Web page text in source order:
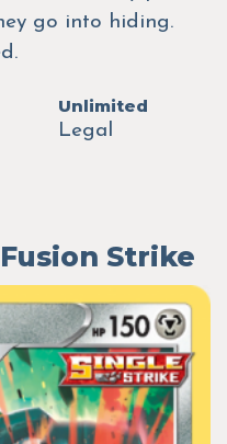
go into hiding.
Unlimited
Legal
Strike